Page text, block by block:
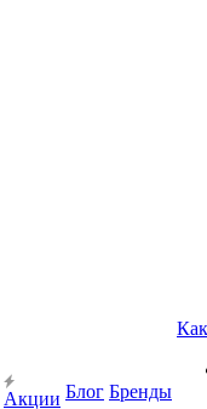
Акции Блог Бренды